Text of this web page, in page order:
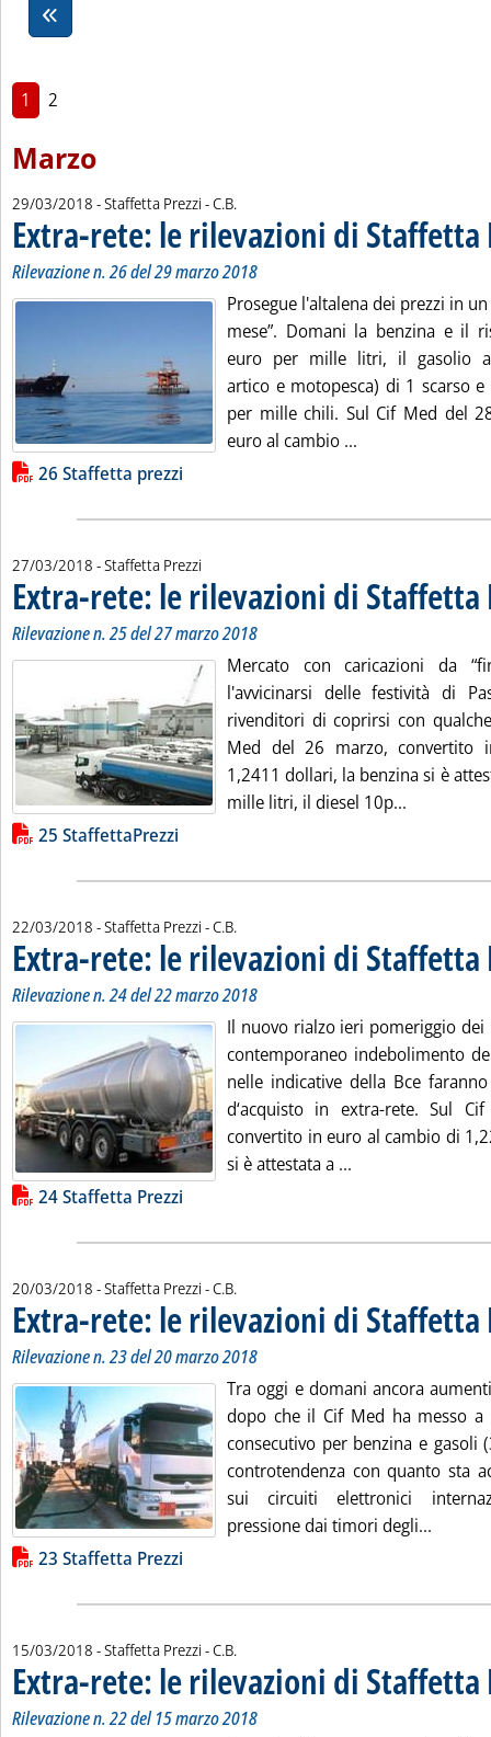
1 2
Marzo
29/03/2018 - Staffetta Prezzi -di:
C.B.
Extra-rete: le rilevazioni di Staffetta
Rilevazione n. 26 del 29 marzo 2018
Prosegue l'altalena dei prezzi in
mese”. Domani la benzina e il
euro per mille litri, il gasolio
artico e motopesca) di 1 scarso
per mille chili. Sul Cif Med del
euro al cambio ...
Lista allegati PDF alla notizia
26 Staffetta prezzi
27/03/2018 - Staffetta Prezzi
Extra-rete: le rilevazioni di Staffetta
Rilevazione n. 25 del 27 marzo 2018
Mercato con caricazioni da
l'avvicinarsi delle festività di
rivenditori di coprirsi con
Med del 26 marzo, convertito
1,2411 dollari, la benzina si è
mille litri, il diesel 10p...
Lista allegati PDF alla notizia
25 StaffettaPrezzi
22/03/2018 - Staffetta Prezzi -di:
C.B.
Extra-rete: le rilevazioni di Staffetta
Rilevazione n. 24 del 22 marzo 2018
Il nuovo rialzo ieri pomeriggio
contemporaneo indebolimento
nelle indicative della Bce
d‘acquisto in extra-rete. Sul
convertito in euro al cambio di
si è attestata a ...
Lista allegati PDF alla notizia
24 Staffetta Prezzi
20/03/2018 - Staffetta Prezzi -di:
C.B.
Extra-rete: le rilevazioni di Staffetta
Rilevazione n. 23 del 20 marzo 2018
Tra oggi e domani ancora
dopo che il Cif Med ha messo
consecutivo per benzina e gasoli
controtendenza con quanto sta
sui circuiti elettronici
pressione dai timori degli...
Lista allegati PDF alla notizia
23 Staffetta Prezzi
15/03/2018 - Staffetta Prezzi -di:
C.B.
Extra-rete: le rilevazioni di Staffetta
Rilevazione n. 22 del 15 marzo 2018